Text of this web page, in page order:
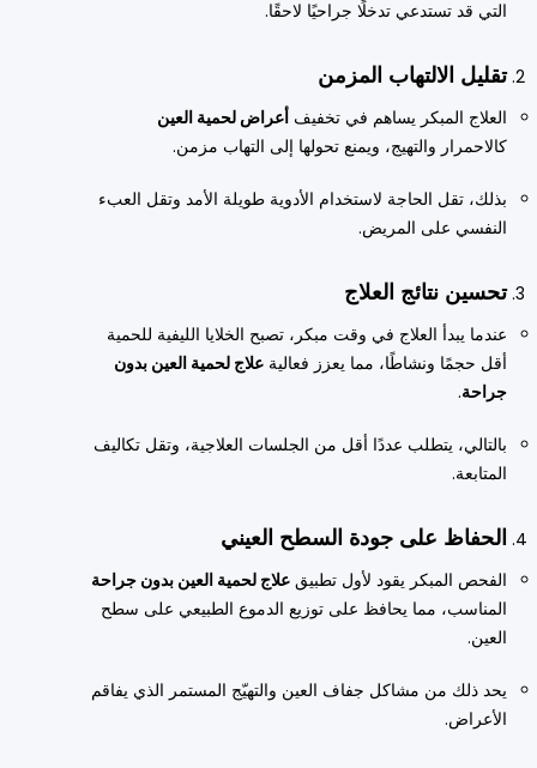
التي قد تستدعي تدخلًا جراحيًا لاحقًا.
تقليل الالتهاب المزمن
العلاج المبكر يساهم في تخفيف أعراض لحمية العين
كالاحمرار والتهيج، ويمنع تحولها إلى التهاب مزمن.
بذلك، تقل الحاجة لاستخدام الأدوية طويلة الأمد وتقل العبء
النفسي على المريض.
تحسين نتائج العلاج
عندما يبدأ العلاج في وقت مبكر، تصبح الخلايا الليفية للحمية
أقل حجمًا ونشاطًا، مما يعزز فعالية علاج لحمية العين بدون
جراحة.
بالتالي، يتطلب عددًا أقل من الجلسات العلاجية، وتقل تكاليف
المتابعة.
الحفاظ على جودة السطح العيني
الفحص المبكر يقود لأول تطبيق علاج لحمية العين بدون جراحة
المناسب، مما يحافظ على توزيع الدموع الطبيعي على سطح
العين.
يحد ذلك من مشاكل جفاف العين والتهيّج المستمر الذي يفاقم
الأعراض.